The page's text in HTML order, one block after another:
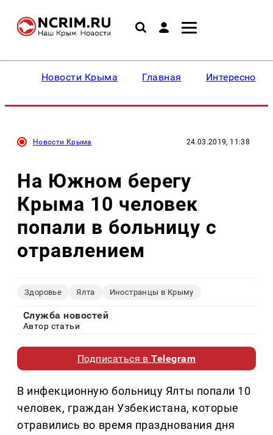
Новости Крыма Главная Интересное
Новости Крыма 24.03.2019, 11:38
На Южном берегу
Крыма 10 человек
попали в больницу с
отравлением
Здоровье Ялта Иностранцы в Крыму
Служба новостей
Автор статьи
Подписаться вTelegram
В инфекционную больницу Ялты попали 10
человек, граждан Узбекистана, которые
отравились во время празднования дня